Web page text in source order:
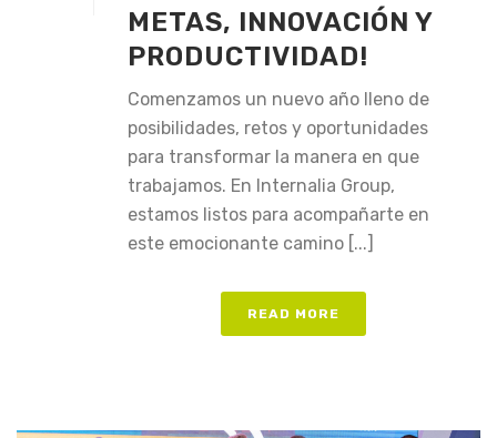
METAS, INNOVACIÓN Y
PRODUCTIVIDAD!
Comenzamos un nuevo año lleno de
posibilidades, retos y oportunidades
para transformar la manera en que
trabajamos. En Internalia Group,
estamos listos para acompañarte en
este emocionante camino [...]
READ MORE